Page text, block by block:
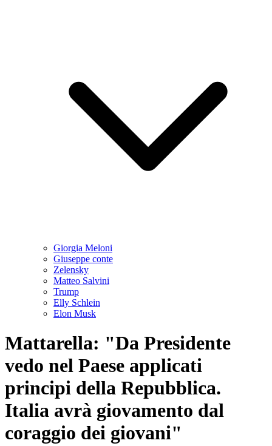
Giorgia Meloni
Giuseppe conte
Zelensky
Matteo Salvini
Trump
Elly Schlein
Elon Musk
Mattarella: "Da Presidente
vedo nel Paese applicati
principi della Repubblica.
Italia avrà giovamento dal
coraggio dei giovani"